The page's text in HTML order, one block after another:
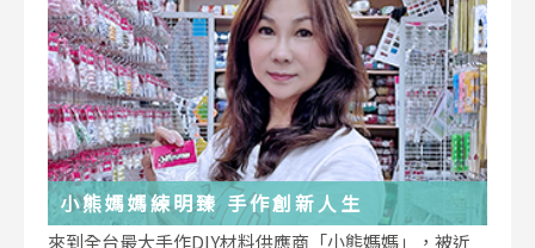
小熊媽媽練明臻 手作創新人生
來到全台最大手作DIY材料供應商「小熊媽媽」，被近